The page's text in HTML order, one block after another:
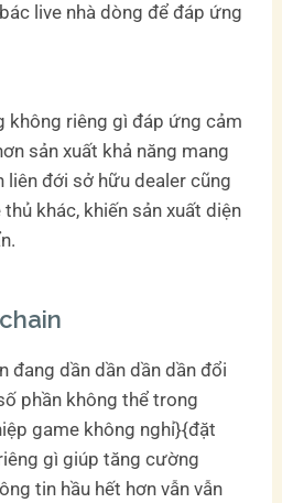
live nhà dòng để đáp ứng
không riêng gì đáp ứng cảm
sản xuất khả năng mang
liên đới sở hữu dealer cũng
khác, khiến sản xuất diện
đang dần dần dần dần đổi
phần không thể trong
game không nghỉ}{đặt
gì giúp tăng cường
tin hầu hết hơn vẫn vẫn